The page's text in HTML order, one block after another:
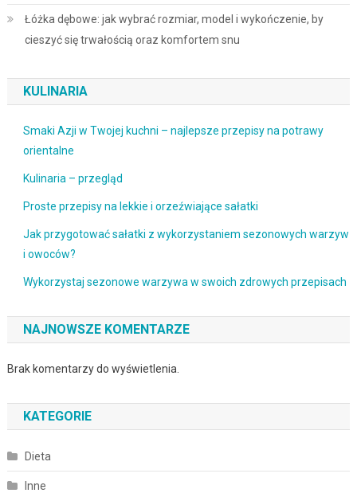
Łóżka dębowe: jak wybrać rozmiar, model i wykończenie, by
cieszyć się trwałością oraz komfortem snu
KULINARIA
Smaki Azji w Twojej kuchni – najlepsze przepisy na potrawy
orientalne
Kulinaria – przegląd
Proste przepisy na lekkie i orzeźwiające sałatki
Jak przygotować sałatki z wykorzystaniem sezonowych warzyw
i owoców?
Wykorzystaj sezonowe warzywa w swoich zdrowych przepisach
NAJNOWSZE KOMENTARZE
Brak komentarzy do wyświetlenia.
KATEGORIE
Dieta
Inne